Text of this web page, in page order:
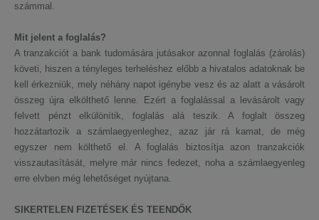
számmal.
Mit jelent a foglalás?
A tranzakciót a bank tudomására jutásakor azonnal foglalás (zárolás)
követi, hiszen a tényleges terheléshez előbb a hivatalos adatoknak be
kell érkezniük, mely néhány napot igénybe vesz és az alatt a vásárolt
összeg újra elkölthető lenne. Ezért a foglalással a levásárolt vagy
felvett pénzt elkülönítik, foglalás alá teszik. A foglalt összeg
hozzátartozik a számlaegyenleghez, azaz jár rá kamat, de még
egyszer nem költhető el. A foglalás biztosítja azon tranzakciók
visszautasítását, melyre már nincs fedezet, noha a számlaegyenleg
erre elvben még lehetőséget nyújtana.
SIKERTELEN FIZETÉSEK ÉS TEENDŐK